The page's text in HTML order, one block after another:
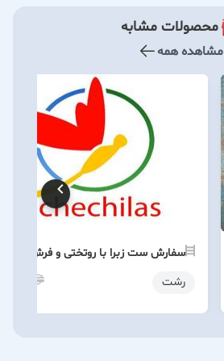
محصولات مشابه
مشاهده همه
سفارش ست زبرا با روتختی و فرش در
رشت